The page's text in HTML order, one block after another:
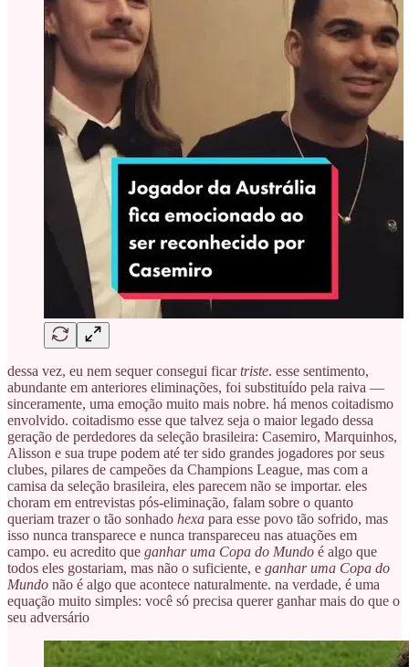
dessa vez, eu nem sequer consegui ficartriste. esse sentimento,
abundante em anteriores eliminações, foi substituído pela raiva —
sinceramente, uma emoção muito mais nobre. há menos coitadismo
envolvido. coitadismo esse que talvez seja o maior legado dessa
geração de perdedores da seleção brasileira: Casemiro, Marquinhos,
Alisson e sua trupe podem até ter sido grandes jogadores por seus
clubes, pilares de campeões da Champions League, mas com a
camisa da seleção brasileira, eles parecem não se importar. eles
choram em entrevistas pós-eliminação, falam sobre o quanto
queriam trazer o tão sonhado hexa para esse povo tão sofrido, mas
isso nunca transparece e nunca transpareceu nas atuações em
campo. eu acredito que ganhar uma Copa do Mundo é algo que
todos eles gostariam, mas não o suficiente, e ganhar uma Copa do
Mundo não é algo que acontece naturalmente. na verdade, é uma
equação muito simples: você só precisa querer ganhar mais do que o
seu adversário